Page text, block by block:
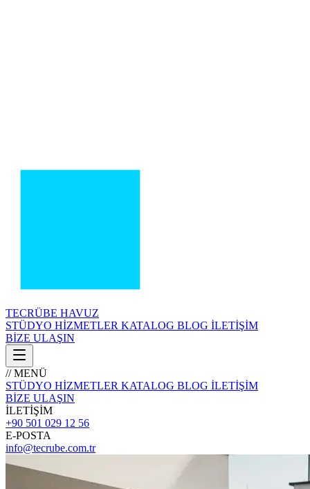
TECRÜBE HAVUZ
STÜDYO HİZMETLER KATALOG BLOG İLETİŞİM
BİZE ULAŞIN
// MENÜ
STÜDYO HİZMETLER KATALOG BLOG İLETİŞİM
BİZE ULAŞIN
İLETİŞİM
+90 501 029 12 56
E-POSTA
info@tecrube.com.tr